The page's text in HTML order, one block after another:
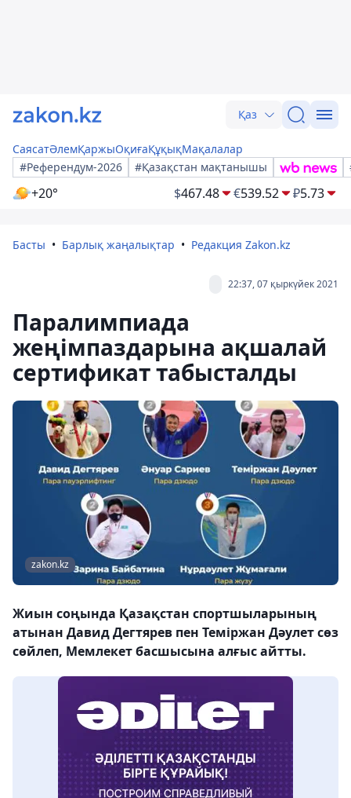
Қаз
СаясатӘлемҚаржыОқиғаҚұқықМақалалар
#Референдум-2026
#Қазақстан мақтанышы
+20° $467.48 €539.52 ₽5.73
Басты Барлық жаңалықтар Редакция Zakon.kz
22:37, 07 қыркүйек 2021
Паралимпиада
жеңімпаздарына ақшалай
сертификат табысталды
zakon.kz
Жиын соңында Қазақстан спортшыларының
атынан Давид Дегтярев пен Теміржан Дәулет сөз
сөйлеп, Мемлекет басшысына алғыс айтты.